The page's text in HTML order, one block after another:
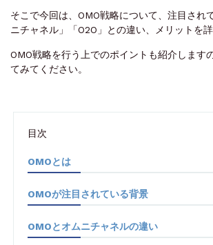
そこで今回は、OMO戦略について、注目され
ニチャネル」「O2O」との違い、メリットを詳
OMO戦略を行う上でのポイントも紹介します
てみてください。
目次
OMOとは
OMOが注目されている背景
OMOとオムニチャネルの違い